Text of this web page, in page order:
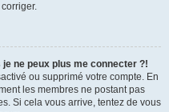
ne peux plus me connecter ?!
ou supprimé votre compte. En
les membres ne postant pas
Si cela vous arrive, tentez de vous